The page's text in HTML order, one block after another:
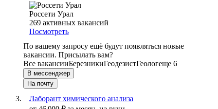
Россети Урал
269 активных вакансий
Посмотреть
По вашему запросу ещё будут появляться новые
вакансии. Присылать вам?
Все вакансииБерезникиГеодезистГеологеще 6
В мессенджер
На почту
Лаборант химического анализа